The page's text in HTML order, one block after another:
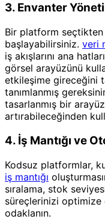
3. Envanter
Bir platform seçtikten
başlayabilirsiniz. veri
iş akışlarını ana
görsel arayüzünü
etkileşime gireceğini
tanımlanmış
tasarlanmış bir
artırabileceğinden
4. İş Mantığı ve
Kodsuz platformlar,
iş mantığı
sıralama, stok
süreçlerinizi
odaklanın.